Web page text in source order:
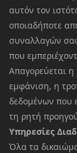
αυτόν τον
οποιαδήποτε
συναλλαγών
που
Απαγορεύεται
εμφάνιση, η
δεδομένων που
τη ρητή
Υπηρεσίες
Όλα τα